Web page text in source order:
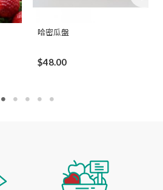
哈密瓜盤
$48.00